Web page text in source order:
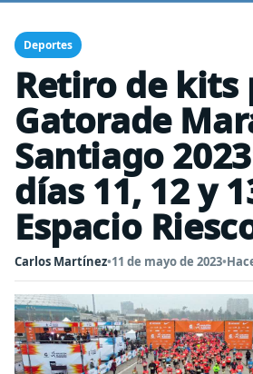
Deportes
Retiro de kits
Gatorade
Santiago
días 11, 12 y
Espacio
Carlos Martínez•11 de mayo de 2023•